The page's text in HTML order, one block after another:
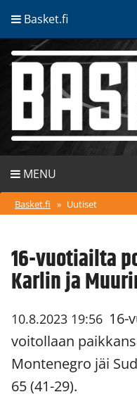
Basket.fi
MENU
Basket.fi » Uutiset
16-vuotiailta
Karlin ja
10.8.2023 19:56 16-
voitollaan
Montenegro jäi
65 (41-29).